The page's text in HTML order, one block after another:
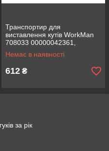
Транспортир для
виставлення кутів WorkMan
708033 00000042361,
точність вимірювання 0-180
градусів, діапазон 15-75
Немає в наявності
612 ₴
за рік